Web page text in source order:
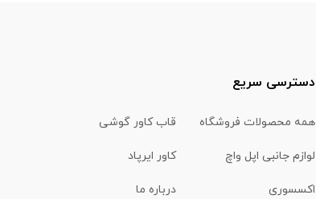
دسترسی سریع
همه محصولات فروشگاه قاب کاور گوشی
لوازم جانبی اپل واچ کاور ایرپاد
اکسسوری درباره ما